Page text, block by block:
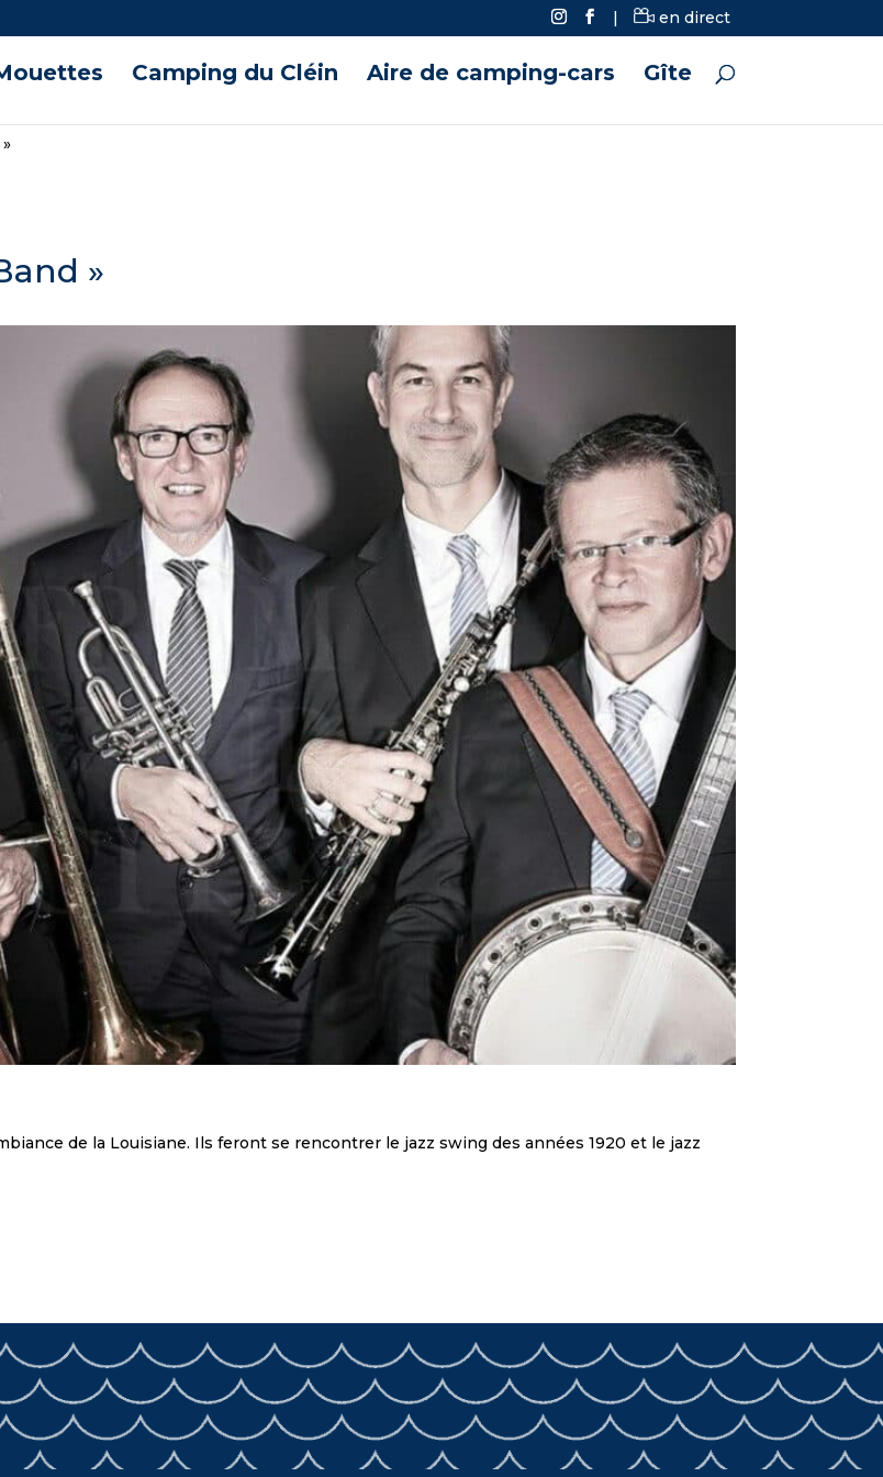
| en direct
Camping du Cléin Aire de camping-cars Gîte
»
de la Louisiane. Ils feront se rencontrer le jazz swing des années 1920 et le jazz